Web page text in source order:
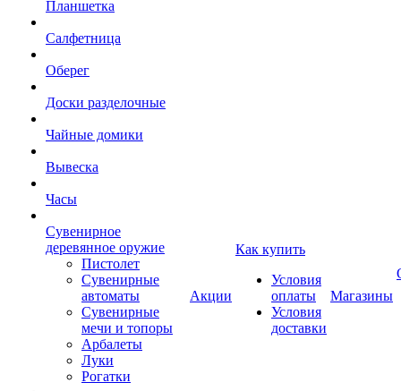
Планшетка
Салфетница
Оберег
Доски разделочные
Чайные домики
Вывеска
Часы
Сувенирное
деревянное оружие
Пистолет
Сувенирные
автоматы
Сувенирные
мечи и топоры
Арбалеты
Луки
Рогатки
Акции
Как купить
Условия
оплаты
Условия
доставки
Магазины